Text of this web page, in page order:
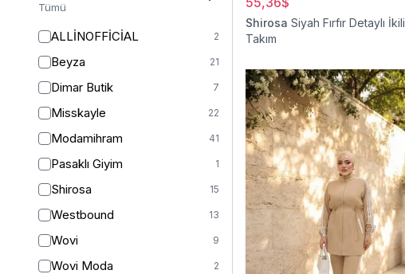
Tümü
ALLİNOFFİCİAL 2
Beyza 21
Dimar Butik 7
Misskayle 22
Modamihram 41
Pasaklı Giyim 1
Shirosa 15
Westbound 13
Wovi 9
Wovi Moda 2
Shirosa Siyah Fırfır Detaylı İkili
Takım